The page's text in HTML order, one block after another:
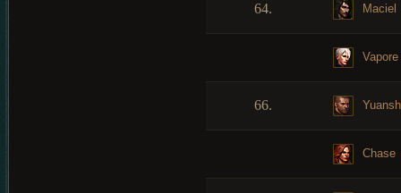
64. Maciel
Vapore
66.
Chase